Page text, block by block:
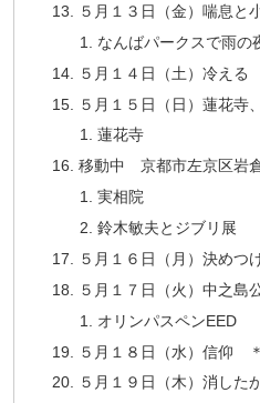
５月１３日（金）喘息と
なんばパークスで雨
５月１４日（土）冷える
５月１５日（日）蓮花
蓮花寺
移動中 京都市左京区岩
実相院
鈴木敏夫とジブリ展
５月１６日（月）決め
５月１７日（火）中之
オリンパスペンEED
５月１８日（水）信仰 ＊
５月１９日（木）消した